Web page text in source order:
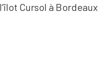
Cursol à Bordeaux